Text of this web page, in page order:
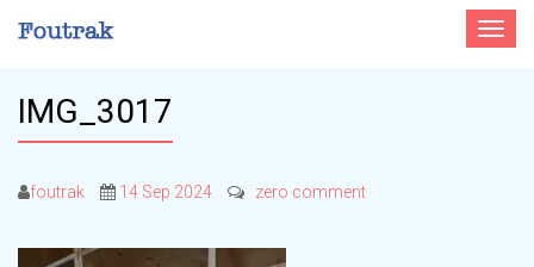
Toggle
IMG_3017
foutrak 14 Sep 2024 zero comment